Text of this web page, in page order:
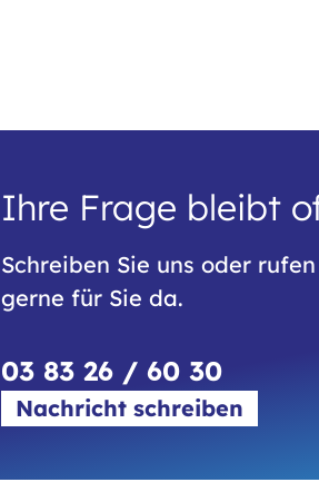
Ihre Frage bleibt
Schreiben Sie uns oder
gerne für Sie da.
03 83 26 / 60 30
Nachricht schreiben